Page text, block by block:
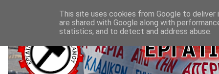
This site uses cookies from Google to
are shared with Google along with
statistics, and to detect and address abuse.